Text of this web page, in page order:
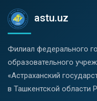
astu.uz
Филиал федерального
образовательного
«Астраханский
в Ташкентской области